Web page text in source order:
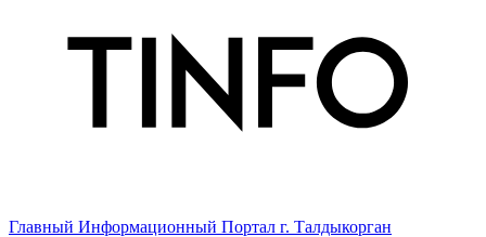
Главный Информационный Портал г. Талдыкорган